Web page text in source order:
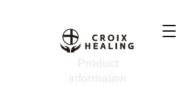
Product
information